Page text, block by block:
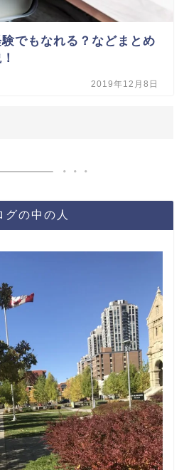
でもなれる？などまとめ
2019年12月8日
グの中の人